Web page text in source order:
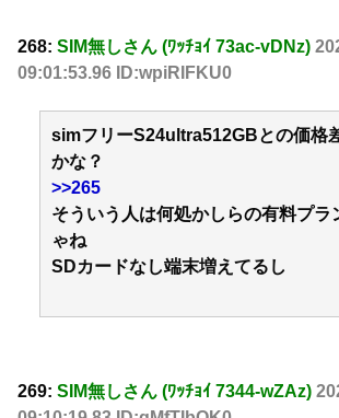
268: SIM無しさん (ﾜｯﾁｮｲ 73ac-vDNz)
09:01:53.96 ID:wpiRIFKU0
simフリーS24ultra512GBとの価格
かな？
>>265
そういう人は何処かしらの有料プラ
ゃね
SDカードなし端末増えてるし
269: SIM無しさん (ﾜｯﾁｮｲ 7344-wZAz)